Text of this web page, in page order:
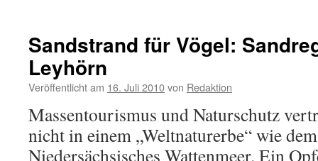
Landtag
beschließt
weitere
Tourismusförderung
Sandstrand für Vögel:
Leyhörn
Veröffentlicht am 16. Juli 2010von Redaktion
Massentourismus und Naturschutz
nicht in einem „Weltnaturerbe“ wie
Niedersächsisches Wattenmeer. Ein